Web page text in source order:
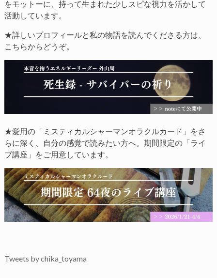
をモットーに、持って生まれた少しスピな視力を活かして
活動しています。
★詳しいプロフィールと私の物語を読んでくださる方は、
こちらからどうぞ。
★愛用の「ミスティカルシャーマンオラクルカード」をさ
らに深く、自分の感覚で読みたい方へ。期間限定の「ライ
ブ講座」をご用意しています。
Tweets by chika_toyama